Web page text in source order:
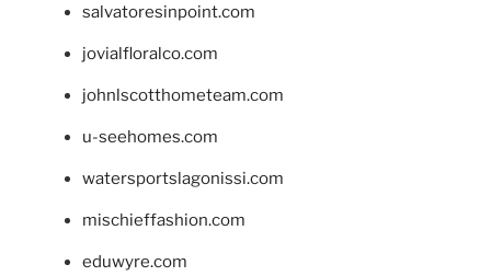
salvatoresinpoint.com
jovialfloralco.com
johnlscotthometeam.com
u-seehomes.com
watersportslagonissi.com
mischieffashion.com
eduwyre.com